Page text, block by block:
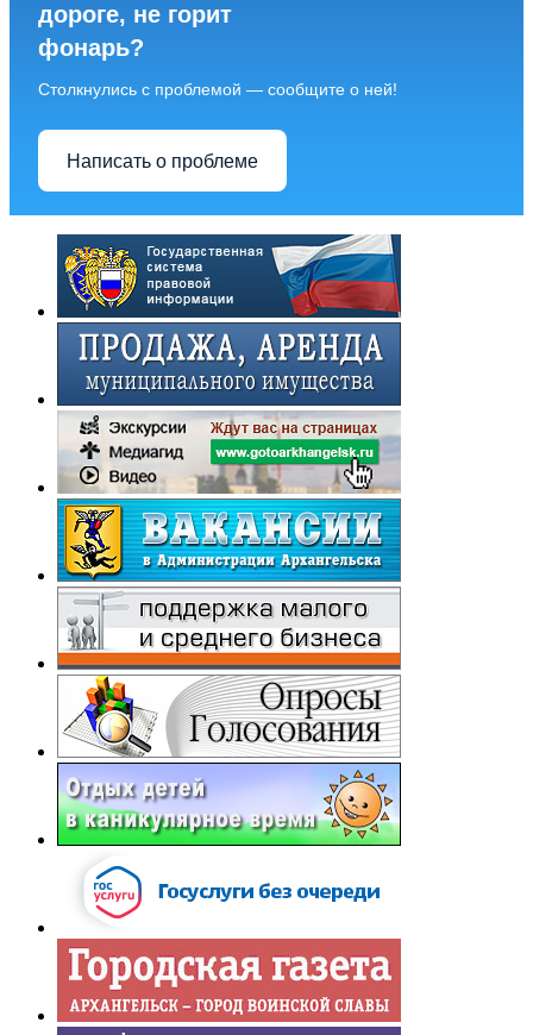
дороге, не горит
фонарь?
Столкнулись с проблемой — сообщите о ней!
Написать о проблеме